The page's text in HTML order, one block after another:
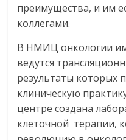
преимущества, и им
коллегами.
В НМИЦ онкологии
ведутся
результаты которых
клиническую
центре создана
клеточной терапии,